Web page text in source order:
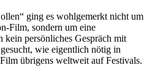
ging es wohlgemerkt nicht um
Film, sondern um eine
kein persönliches Gespräch mit
wie eigentlich nötig in
übrigens weltweit auf Festivals.